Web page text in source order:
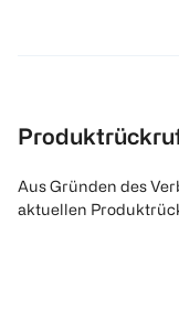
Aus Gründen des
aktuellen